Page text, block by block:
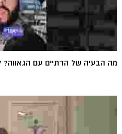
מה הבעיה של הדתיים עם הגאווה?